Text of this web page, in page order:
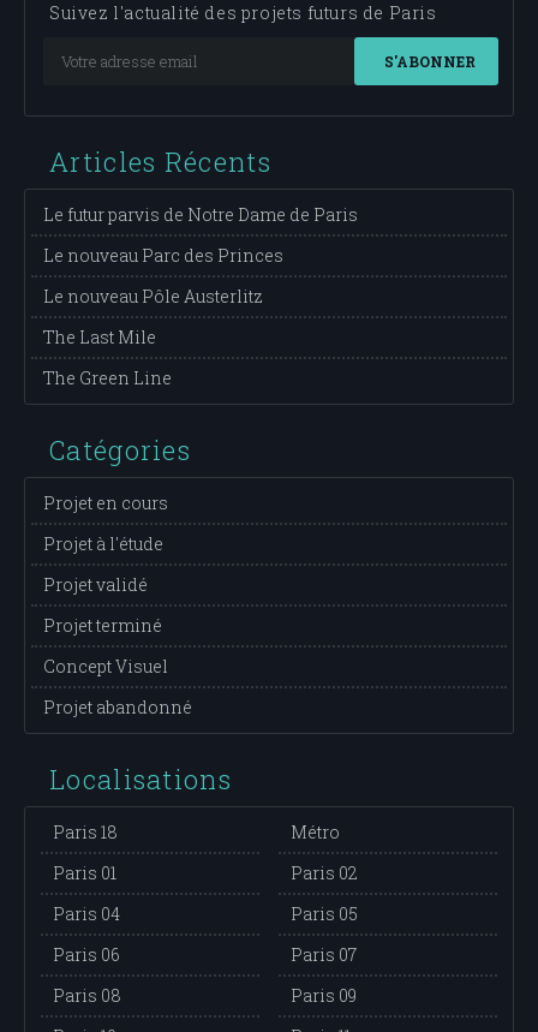
Suivez l'actualité des projets futurs de Paris
S'ABONNER
Articles Récents
Le futur parvis de Notre Dame de Paris
Le nouveau Parc des Princes
Le nouveau Pôle Austerlitz
The Last Mile
The Green Line
Catégories
Projet en cours
Projet à l'étude
Projet validé
Projet terminé
Concept Visuel
Projet abandonné
Localisations
Paris 18
Métro
Paris 01
Paris 02
Paris 04
Paris 05
Paris 06
Paris 07
Paris 08
Paris 09